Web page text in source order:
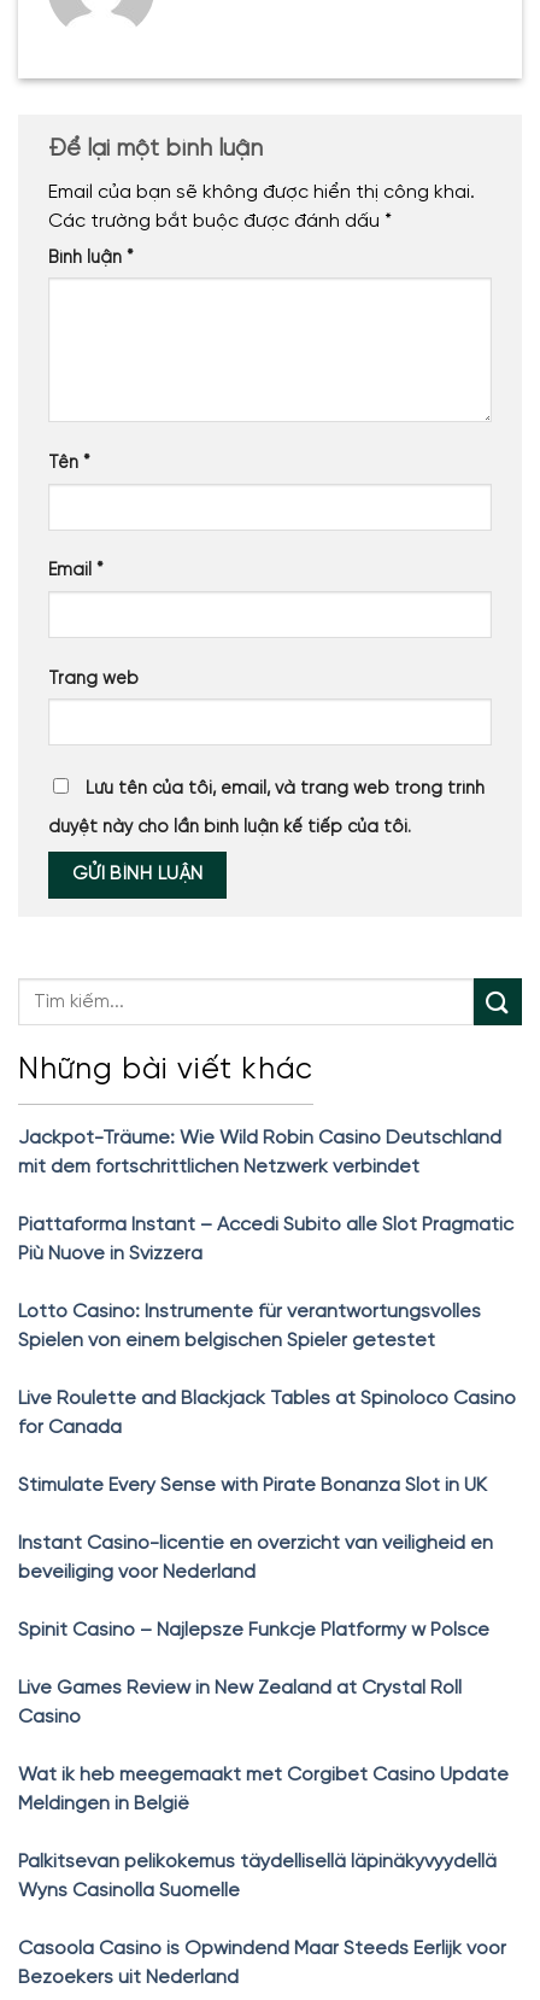
Để lại một bình luận
Email của bạn sẽ không được hiển thị công khai.
Các trường bắt buộc được đánh dấu *
Bình luận *
Tên *
Email *
Trang web
Lưu tên của tôi, email, và trang web trong trình
duyệt này cho lần bình luận kế tiếp của tôi.
Những bài viết khác
Jackpot-Träume: Wie Wild Robin Casino Deutschland
mit dem fortschrittlichen Netzwerk verbindet
Piattaforma Instant – Accedi Subito alle Slot Pragmatic
Più Nuove in Svizzera
Lotto Casino: Instrumente für verantwortungsvolles
Spielen von einem belgischen Spieler getestet
Live Roulette and Blackjack Tables at Spinoloco Casino
for Canada
Stimulate Every Sense with Pirate Bonanza Slot in UK
Instant Casino-licentie en overzicht van veiligheid en
beveiliging voor Nederland
Spinit Casino – Najlepsze Funkcje Platformy w Polsce
Live Games Review in New Zealand at Crystal Roll
Casino
Wat ik heb meegemaakt met Corgibet Casino Update
Meldingen in België
Palkitsevan pelikokemus täydellisellä läpinäkyvyydellä
Wyns Casinolla Suomelle
Casoola Casino is Opwindend Maar Steeds Eerlijk voor
Bezoekers uit Nederland